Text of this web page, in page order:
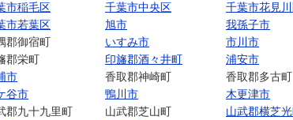
市稲毛区 千葉市中央区 千葉市花見
市若葉区 旭市 我孫子市
郡御宿町 いすみ市 市川市
郡栄町 印旛郡酒々井町 浦安市
市 香取郡神崎町 香取郡多古町
谷市 鴨川市 木更津市
郡九十九里町 山武郡芝山町 山武郡横芝